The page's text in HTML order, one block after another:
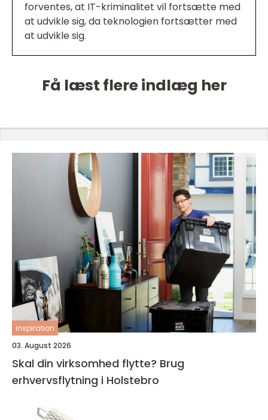
forventes, at IT-kriminalitet vil fortsætte med
at udvikle sig, da teknologien fortsætter med
at udvikle sig.
Få læst flere indlæg her
inspiration
03. August 2026
Skal din virksomhed flytte? Brug
erhvervsflytning i Holstebro